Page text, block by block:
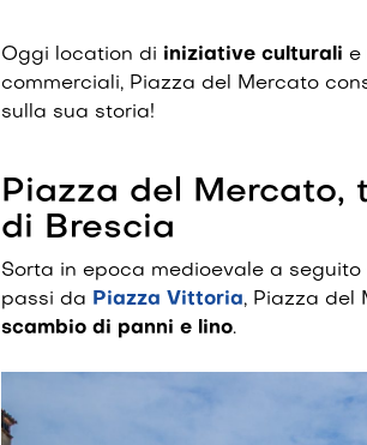
Oggi location di iniziative culturali e
commerciali, Piazza del Mercato
sulla sua storia!
Piazza del Mercato,
di Brescia
Sorta in epoca medioevale a
passi da Piazza Vittoria, Piazza del
scambio di panni e lino.